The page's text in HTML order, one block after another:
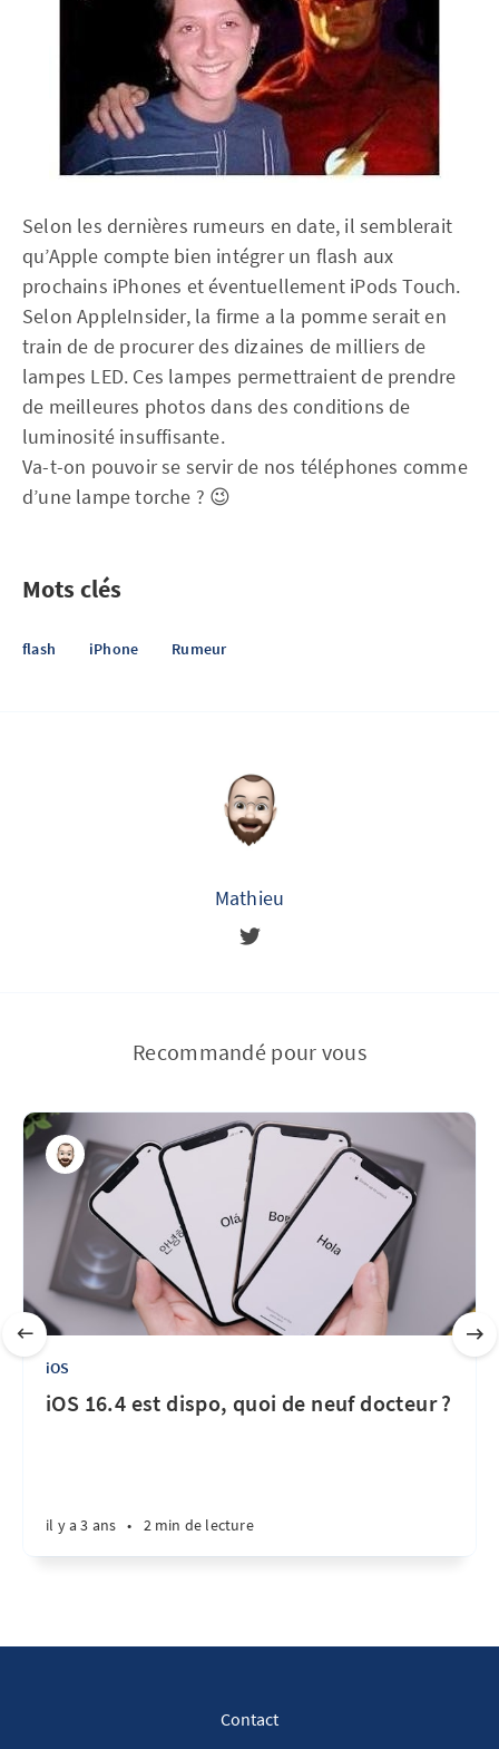
Selon les dernières rumeurs en date, il semblerait
qu’Apple compte bien intégrer un flash aux
prochains iPhones et éventuellement iPods Touch.
Selon AppleInsider, la firme a la pomme serait en
train de de procurer des dizaines de milliers de
lampes LED. Ces lampes permettraient de prendre
de meilleures photos dans des conditions de
luminosité insuffisante.
Va-t-on pouvoir se servir de nos téléphones comme
d’une lampe torche ? 😉
Mots clés
flash iPhone Rumeur
Mathieu
Recommandé pour vous
iOS
iOS 16.4 est dispo, quoi de neuf docteur ?
il y a 3 ans • 2 min de lecture
Contact